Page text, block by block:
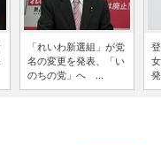
「れいわ新選組」が党
名の変更を発表、「い
のちの党」へ ...